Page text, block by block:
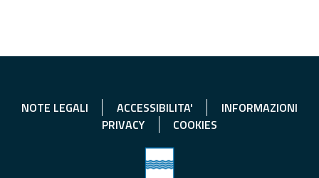
NOTE LEGALI ACCESSIBILITA'
INFORMAZIONI
PRIVACY
COOKIES